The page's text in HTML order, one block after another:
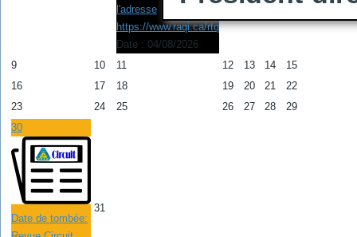
l'adresse
https://www.raqi.ca/rtq
Date : 04/08/2026
9 10 11 12 13 14
15
16
17 18 19 20 21
22
23
24 25 26 27 28
29
30
Date de tombée:
31